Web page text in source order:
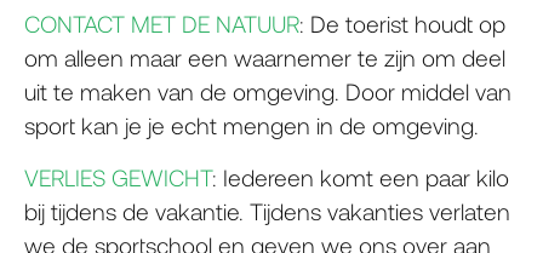
CONTACT MET DE NATUUR: De toerist houdt op
om alleen maar een waarnemer te zijn om deel
uit te maken van de omgeving. Door middel van
sport kan je je echt mengen in de omgeving.
VERLIES GEWICHT: Iedereen komt een paar kilo
bij tijdens de vakantie. Tijdens vakanties verlaten
we de sportschool en geven we ons over aan